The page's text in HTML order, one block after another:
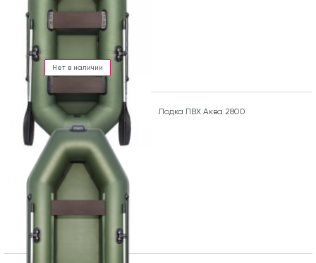
Нет в наличии
Лодка ПВХ Аква 2800